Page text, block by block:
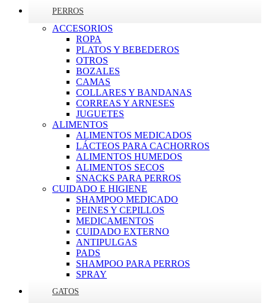
PERROS
ACCESORIOS
ROPA
PLATOS Y BEBEDEROS
OTROS
BOZALES
CAMAS
COLLARES Y BANDANAS
CORREAS Y ARNESES
JUGUETES
ALIMENTOS
ALIMENTOS MEDICADOS
LÁCTEOS PARA CACHORROS
ALIMENTOS HUMEDOS
ALIMENTOS SECOS
SNACKS PARA PERROS
CUIDADO E HIGIENE
SHAMPOO MEDICADO
PEINES Y CEPILLOS
MEDICAMENTOS
CUIDADO EXTERNO
ANTIPULGAS
PADS
SHAMPOO PARA PERROS
SPRAY
GATOS